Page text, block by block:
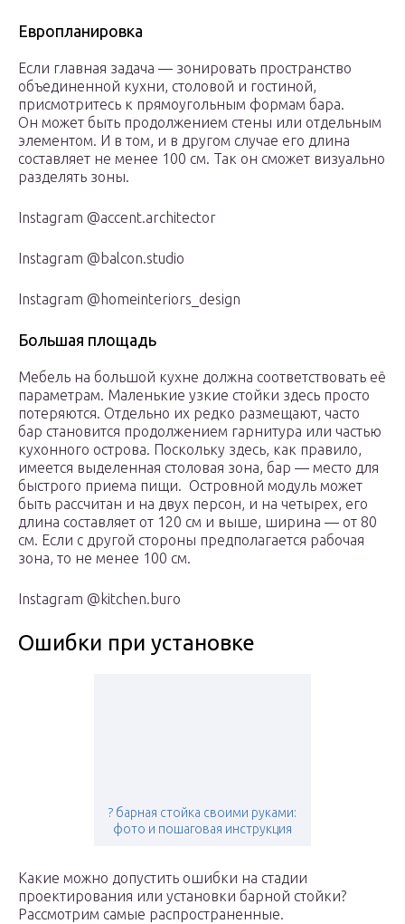
Европланировка
Если главная задача — зонировать пространство
объединенной кухни, столовой и гостиной,
присмотритесь к прямоугольным формам бара.
Он может быть продолжением стены или отдельным
элементом. И в том, и в другом случае его длина
составляет не менее 100 см. Так он сможет визуально
разделять зоны.
Instagram @accent.architector
Instagram @balcon.studio
Instagram @homeinteriors_design
Большая площадь
Мебель на большой кухне должна соответствовать её
параметрам. Маленькие узкие стойки здесь просто
потеряются. Отдельно их редко размещают, часто
бар становится продолжением гарнитура или частью
кухонного острова. Поскольку здесь, как правило,
имеется выделенная столовая зона, бар — место для
быстрого приема пищи. Островной модуль может
быть рассчитан и на двух персон, и на четырех, его
длина составляет от 120 см и выше, ширина — от 80
см. Если с другой стороны предполагается рабочая
зона, то не менее 100 см.
Instagram @kitchen.buro
Ошибки при установке
? барная стойка своими руками:
фото и пошаговая инструкция
Какие можно допустить ошибки на стадии
проектирования или установки барной стойки?
Рассмотрим самые распространенные.